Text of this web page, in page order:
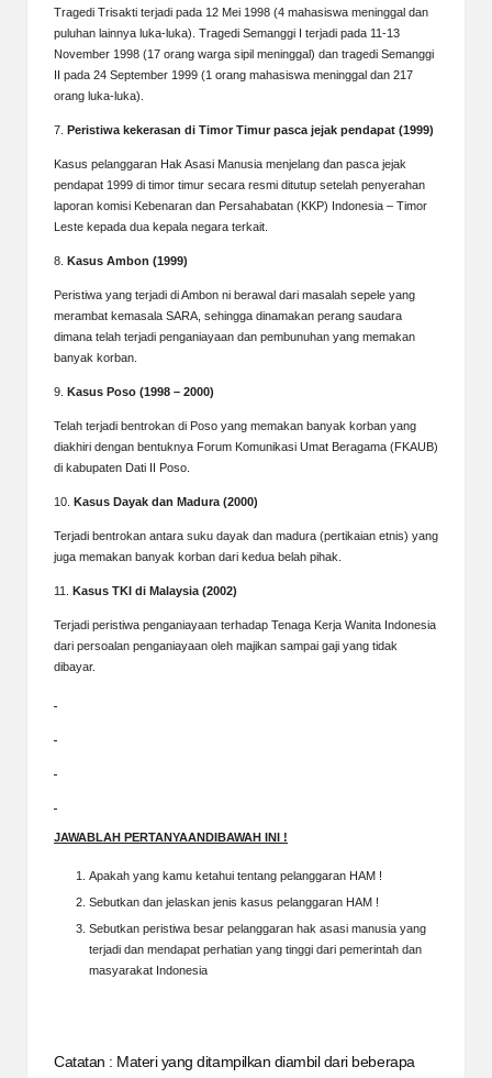
Tragedi Trisakti terjadi pada 12 Mei 1998 (4 mahasiswa meninggal dan
puluhan lainnya luka-luka). Tragedi Semanggi I terjadi pada 11-13
November 1998 (17 orang warga sipil meninggal) dan tragedi Semanggi
II pada 24 September 1999 (1 orang mahasiswa meninggal dan 217
orang luka-luka).
7. Peristiwa kekerasan di Timor Timur pasca jejak pendapat (1999)
Kasus pelanggaran Hak Asasi Manusia menjelang dan pasca jejak
pendapat 1999 di timor timur secara resmi ditutup setelah penyerahan
laporan komisi Kebenaran dan Persahabatan (KKP) Indonesia – Timor
Leste kepada dua kepala negara terkait.
8. Kasus Ambon (1999)
Peristiwa yang terjadi di Ambon ni berawal dari masalah sepele yang
merambat kemasala SARA, sehingga dinamakan perang saudara
dimana telah terjadi penganiayaan dan pembunuhan yang memakan
banyak korban.
9. Kasus Poso (1998 – 2000)
Telah terjadi bentrokan di Poso yang memakan banyak korban yang
diakhiri dengan bentuknya Forum Komunikasi Umat Beragama (FKAUB)
di kabupaten Dati II Poso.
10. Kasus Dayak dan Madura (2000)
Terjadi bentrokan antara suku dayak dan madura (pertikaian etnis) yang
juga memakan banyak korban dari kedua belah pihak.
11. Kasus TKI di Malaysia (2002)
Terjadi peristiwa penganiayaan terhadap Tenaga Kerja Wanita Indonesia
dari persoalan penganiayaan oleh majikan sampai gaji yang tidak
dibayar.
JAWABLAH PERTANYAANDIBAWAH INI !
Apakah yang kamu ketahui tentang pelanggaran HAM !
Sebutkan dan jelaskan jenis kasus pelanggaran HAM !
Sebutkan peristiwa besar pelanggaran hak asasi manusia yang
terjadi dan mendapat perhatian yang tinggi dari pemerintah dan
masyarakat Indonesia
Catatan : Materi yang ditampilkan diambil dari beberapa